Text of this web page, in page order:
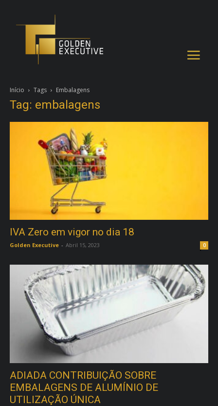
Início Tags Embalagens
Tag: embalagens
IVA Zero em vigor no dia 18
Golden Executive - Abril 15, 2023 0
ADIADA CONTRIBUIÇÃO SOBRE
EMBALAGENS DE ALUMÍNIO DE
UTILIZAÇÃO ÚNICA